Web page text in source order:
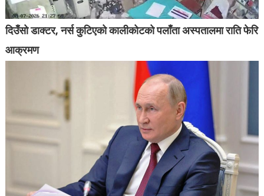
दिउँसो डाक्टर, नर्स कुटिएको कालीकोटको पलाँता अस्पतालमा राति फेरि
आक्रमण